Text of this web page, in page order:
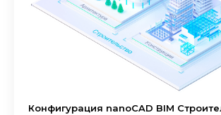
Конфигурация nanoCAD BIM